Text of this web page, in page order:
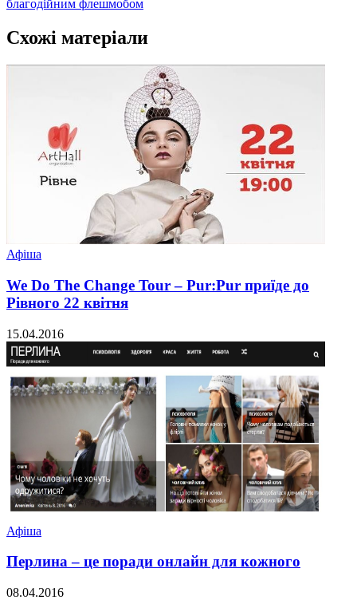
благодійним флешмобом
Схожі матеріали
Афіша
We Do The Change Tour – Pur:Pur приїде до
Рівного 22 квітня
15.04.2016
Афіша
Перлина – це поради онлайн для кожного
08.04.2016